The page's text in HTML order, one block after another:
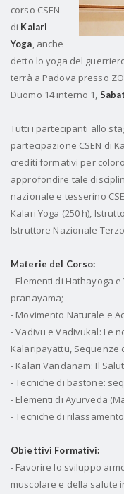
corso CSEN
di Kalari
Yoga, anche
detto lo yoga del
terrà a Padova presso
Duomo 14 interno 1,
Tutti i partecipanti allo
partecipazione CSEN di
crediti formativi per
approfondire tale
nazionale e tesserino
Kalari Yoga (250 h),
Istruttore Nazionale
Materie del Corso:
- Elementi di Hathayoga
pranayama;
- Movimento Naturale e
- Vadivu e Vadivukal: Le
Kalaripayattu, Sequenze
- Kalari Vandanam: Il
- Tecniche di bastone:
- Elementi di Ayurveda
- Tecniche di
Obiettivi Formativi:
- Favorire lo sviluppo
muscolare e della salute